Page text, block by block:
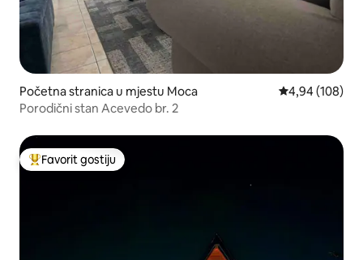
Početna stranica u mjestu Moca prosječna
4,94 (108)
Porodični stan Acevedo br. 2
Glavni favorit gostiju
Favorit gostiju